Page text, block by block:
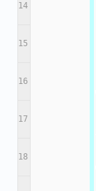
14
15
16
17
18